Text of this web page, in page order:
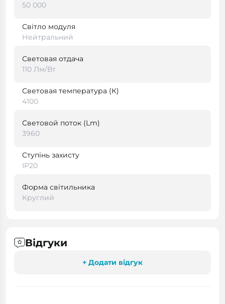
50 000
Світло модуля
Нейтральний
Световая отдача
110 Лм/Вт
Световая температура (К)
4100
Световой поток (Lm)
3960
Ступінь захисту
IP20
Форма світильника
Круглий
Відгуки
+ Додати відгук